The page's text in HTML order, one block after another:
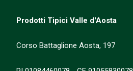
Prodotti Tipici Valle d'Aosta
Corso Battaglione Aosta, 197